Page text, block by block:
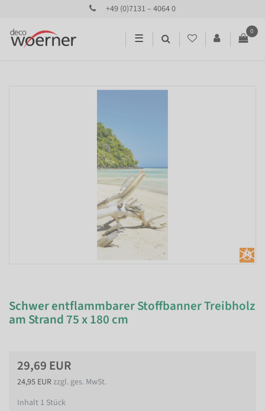
+49 (0)7131 – 4064 0
☰
0
Schwer entflammbarer Stoffbanner Treibholz
am Strand 75 x 180 cm
29,69 EUR
24,95 EURzzgl. ges. MwSt.
Inhalt 1 Stück